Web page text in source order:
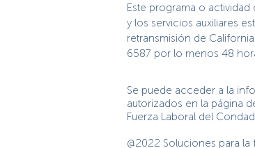
Este programa o
y los servicios auxiliares
retransmisión de
6587 por lo menos 48
Se puede acceder a la
autorizados en la página
Fuerza Laboral del
@2022 Soluciones para